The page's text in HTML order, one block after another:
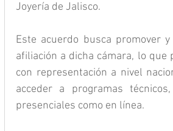
Joyería de Jalisco.
Este acuerdo busca promover
afiliación a dicha cámara, lo
con representación a nivel
acceder a programas
presenciales como en línea.